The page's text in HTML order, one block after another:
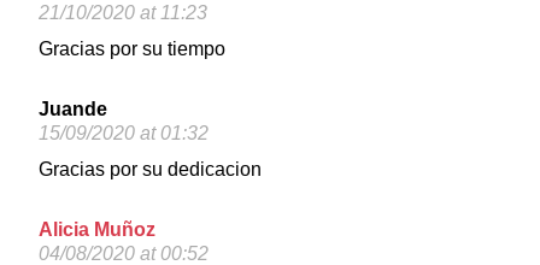
21/10/2020 at 11:23
Gracias por su tiempo
Juande
15/09/2020 at 01:32
Gracias por su dedicacion
Alicia Muñoz
04/08/2020 at 00:52